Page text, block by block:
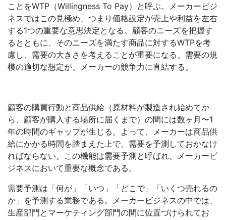
ことをWTP（Willingness To Pay）と呼ぶ。メーカービジ
ネスではこの見極め、つまり価格設定が売上や利益を左右
する1つの重要な意思決定となる。顧客のニーズを把握す
るとともに、そのニーズを満たす商品に対するWTPを考
慮し、需要の大きさを考えることが重要になる。需要の規
模の適切な想定が、メーカーの競争力に直結する。
顧客の購買行動と商品供給（原材料が製造され始めてか
ら、顧客が購入する場所に届くまで）の間には数ヶ月〜1
年の時間のギャップが生じる。よって、メーカーは商品供
給にかかる時間を踏まえた上で、需要を予測しておかなけ
ればならない。この機能は需要予測と呼ばれ、メーカービ
ジネスにおいて重要な概念である。
需要予測は「何が」「いつ」「どこで」「いくつ売れるの
か」を予測する業務である。メーカービジネスの中では、
生産部門とマーケティング部門の間に位置づけられてお